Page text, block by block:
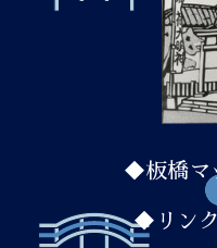
◆板橋マ
◆リン